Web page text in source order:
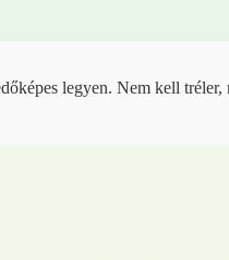
legyen. Nem kell